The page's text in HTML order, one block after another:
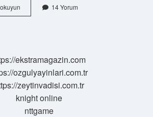
En
sağlam
14 Yorum
ekstramagazin.com
ozgulyayinlari.com.tr
zeytinvadisi.com.tr
knight online
nttgame